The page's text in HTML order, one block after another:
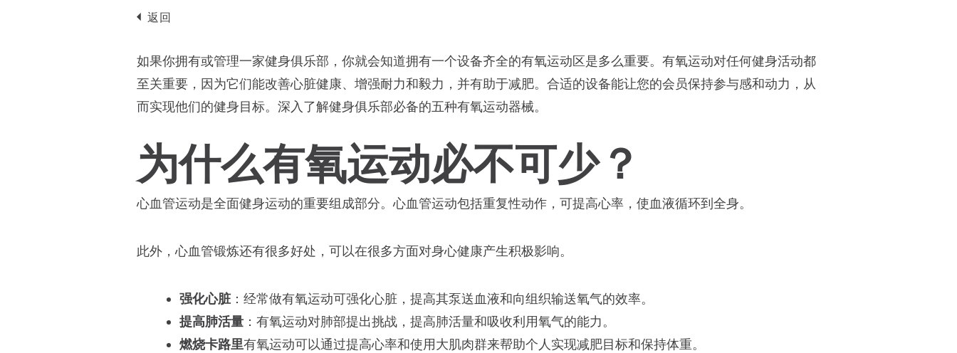
返回
如果你拥有或管理一家健身俱乐部，你就会知道拥有一个设备齐全的有氧运动区是多么重要。有氧运动对任何健身活动都
至关重要，因为它们能改善心脏健康、增强耐力和毅力，并有助于减肥。合适的设备能让您的会员保持参与感和动力，从
而实现他们的健身目标。深入了解健身俱乐部必备的五种有氧运动器械。
为什么有氧运动必不可少？
心血管运动是全面健身运动的重要组成部分。心血管运动包括重复性动作，可提高心率，使血液循环到全身。
此外，心血管锻炼还有很多好处，可以在很多方面对身心健康产生积极影响。
强化心脏：经常做有氧运动可强化心脏，提高其泵送血液和向组织输送氧气的效率。
提高肺活量 ：有氧运动对肺部提出挑战，提高肺活量和吸收利用氧气的能力。
燃烧卡路里有氧运动可以通过提高心率和使用大肌肉群来帮助个人实现减肥目标和保持体重。